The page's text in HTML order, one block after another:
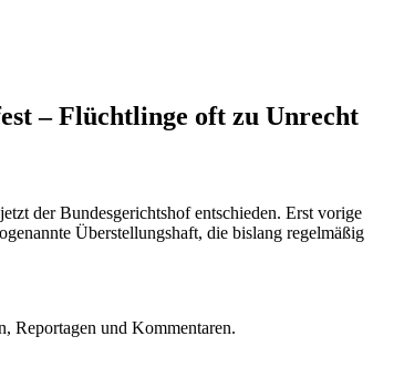
– Flüchtlinge oft zu Unrecht
der Bundesgerichtshof entschieden. Erst vorige
Überstellungshaft, die bislang regelmäßig
Reportagen und Kommentaren.